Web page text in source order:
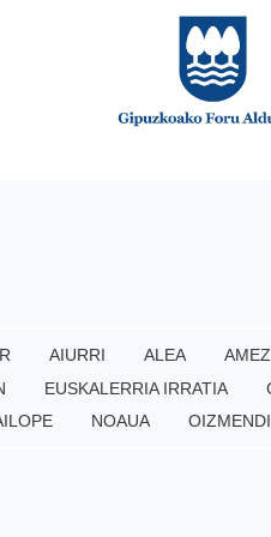
AIURRI ALEA
EUSKALERRIA IRRATIA
NOAUA